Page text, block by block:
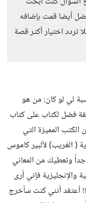
أيضا قمت بإضافه
تردد اختيار أكثر قصة
لي لو كان: من هو
فضل لكتاب على كتاب
المميزة التي
( الغريب) لألبير كاموس
وتعطيك من المعاني
والإنجليزية فإني أرى
أعتقد أنني كنت سأخرج